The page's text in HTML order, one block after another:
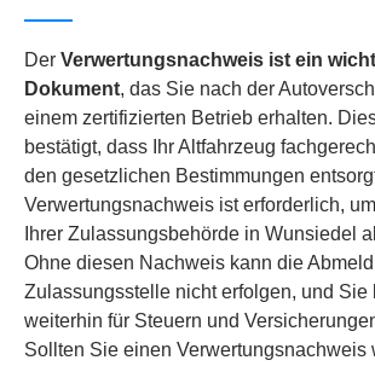
Der Verwertungsnachweis ist ein
Dokument, das Sie nach der
einem zertifizierten Betrieb erhalten.
bestätigt, dass Ihr Altfahrzeug
den gesetzlichen Bestimmungen
Verwertungsnachweis ist erforderlich,
Ihrer Zulassungsbehörde in Wunsiedel
Ohne diesen Nachweis kann die
Zulassungsstelle nicht erfolgen, und Sie
weiterhin für Steuern und
Sollten Sie einen Verwertungsnachweis